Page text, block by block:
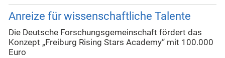
Anreize für wissenschaftliche Talente
Die Deutsche Forschungsgemeinschaft fördert das
Konzept „Freiburg Rising Stars Academy“ mit 100.000
Euro